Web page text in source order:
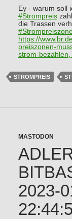
Ey - warum soll
#Strompreis
die Trassen
#
https://www.
preiszonen-
strom-
STROMPREIS
MASTODON
2023-